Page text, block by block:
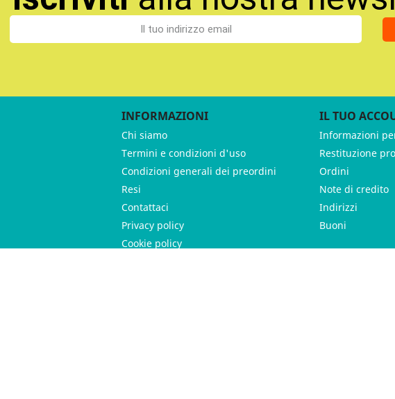
INFORMAZIONI
Chi siamo
Termini e condizioni d'uso
Condizioni generali dei preordini
Resi
Contattaci
Privacy policy
Cookie policy
IL TUO
Informazioni
Restituzione
Ordini
Note di credito
Indirizzi
Buoni